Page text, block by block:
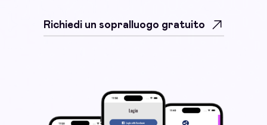
Richiedi un sopralluogo gratuito